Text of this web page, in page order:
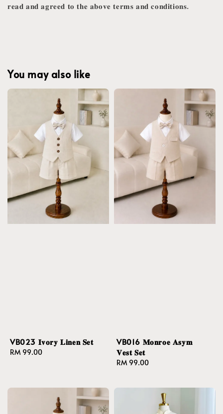
𝐫𝐞𝐚𝐝 𝐚𝐧𝐝 𝐚𝐠𝐫𝐞𝐞𝐝 𝐭𝐨 𝐭𝐡𝐞 𝐚𝐛𝐨𝐯𝐞 𝐭𝐞𝐫𝐦𝐬 𝐚𝐧𝐝 𝐜𝐨𝐧𝐝𝐢𝐭𝐢𝐨𝐧𝐬.
You may also like
VB023 𝐈𝐯𝐨𝐫𝐲 𝐋𝐢𝐧𝐞𝐧 𝐒𝐞𝐭
Regular
RM 99.00
VB016 𝐌𝐨𝐧𝐫𝐨𝐞 𝐀𝐬𝐲𝐦
𝐕𝐞𝐬𝐭 𝐒𝐞𝐭
Regular
RM 99.00